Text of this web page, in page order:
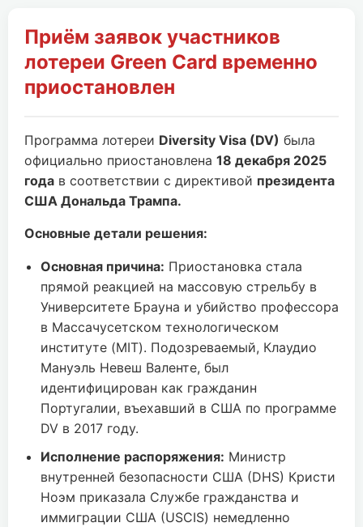
Приём заявок участников
лотереи Green Card временно
приостановлен
Программа лотереи Diversity Visa (DV) была
официально приостановлена 18 декабря 2025
года в соответствии с директивой президента
США Дональда Трампа.
Основные детали решения:
Основная причина: Приостановка стала
прямой реакцией на массовую стрельбу в
Университете Брауна и убийство профессора
в Массачусетском технологическом
институте (MIT). Подозреваемый, Клаудио
Мануэль Невеш Валенте, был
идентифицирован как гражданин
Португалии, въехавший в США по программе
DV в 2017 году.
Исполнение распоряжения: Министр
внутренней безопасности США (DHS) Кристи
Ноэм приказала Службе гражданства и
иммиграции США (USCIS) немедленно